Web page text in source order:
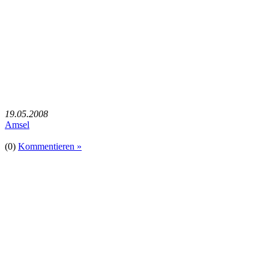
19.05.2008
Amsel
(0) Kommentieren »